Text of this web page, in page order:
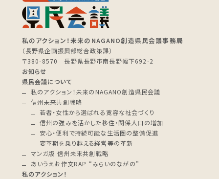
私のアクション！未来のNAGANO創造県民会議事務局
（長野県企画振興部総合政策課）
〒380-8570 長野県長野市南長野幅下692-2
お知らせ
県民会議について
私のアクション！未来のNAGANO創造県民会議
信州未来共創戦略
若者・女性から選ばれる寛容な社会づくり
信州の強みを活かした移住・関係人口の増加
安心・便利で持続可能な生活圏の整備促進
変革期を乗り越える経営等の革新
マンガ版 信州未来共創戦略
あいうえお作文RAP “みらいのながの"
私のアクション！